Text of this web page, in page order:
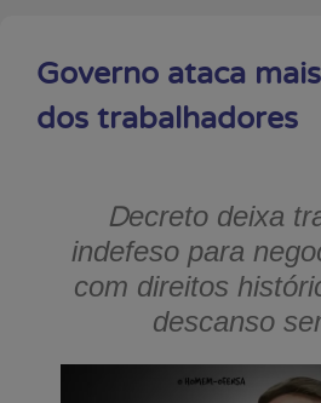
Governo ataca
dos trabalhadores
Decreto deixa
indefeso para
com direitos
descanso